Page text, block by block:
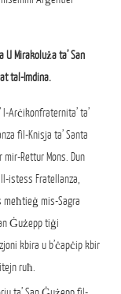
Mirakoluża ta’ San
tal-Imdina.
l-Arċikonfraternita’ ta’
fil-Knisja ta’ Santa
Rettur Mons. Dun
istess Fratellanza,
mis-Sagra
Ġużepp tiġi
kbira u b’ċapċip kbir
ruħ.